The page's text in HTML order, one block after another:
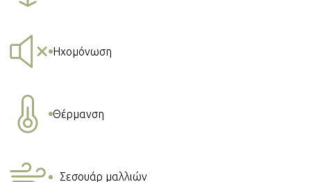
Ηχομόνωση
Θέρμανση
Σεσουάρ μαλλιών